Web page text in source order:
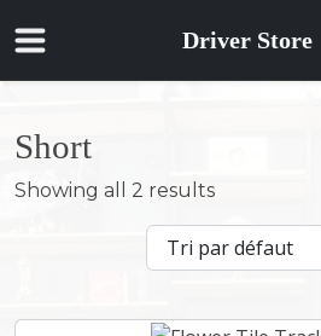
Driver Store
Short
Showing all 2 results